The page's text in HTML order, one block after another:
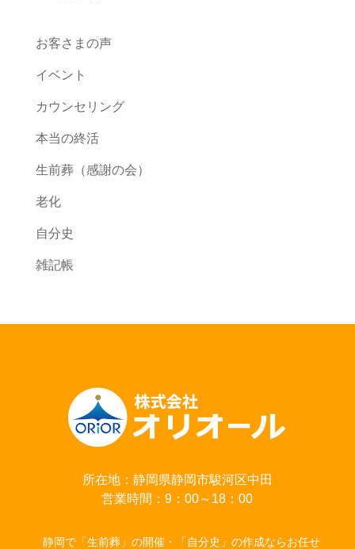
お客さまの声
イベント
カウンセリング
本当の終活
生前葬（感謝の会）
老化
自分史
雑記帳
所在地：静岡県静岡市駿河区中田
営業時間：9：00～18：00
静岡で「生前葬」の開催・「自分史」の作成ならお任せ